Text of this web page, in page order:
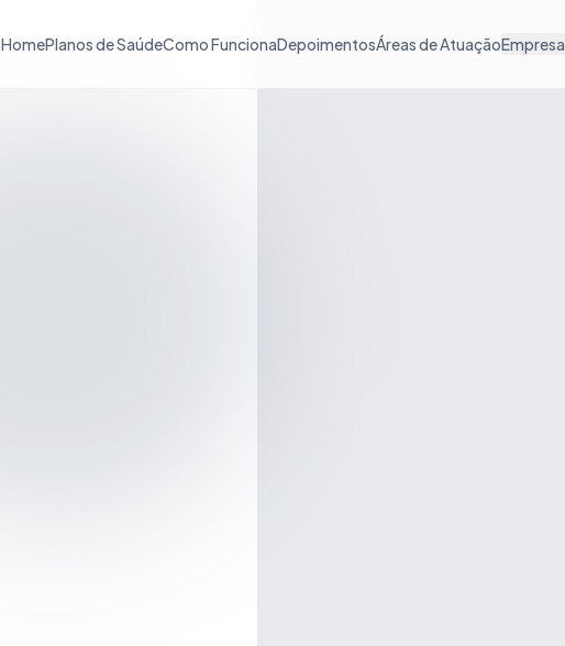
HomePlanos de SaúdeComo FuncionaDepoimentosÁreas de AtuaçãoEmpresa